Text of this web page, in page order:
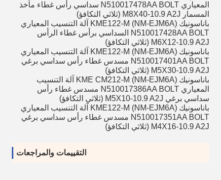
المعياري N510017478AA BOLT سداسي رأس غطاء مأخذ
المسمار M8X40-10.9 A2J (ثلاثي التكافؤ)
باناسونيك KME122-M (NM-EJM6A) آلة التنسيب المعياري
N510017428AA BOLT السداسي برأس غطاء الرأس
M6X12-10.9 A2J (ثلاثي التكافؤ)
باناسونيك KME122-M (NM-EJM6A) آلة التنسيب المعياري
N510017401AA BOLT مسدس غطاء رأس سداسي برغي
M5X30-10.9 A2J (ثلاثي التكافؤ)
باناسونيك KME CM212-M (NM-EJM6A) آلة التنسيب
المعياري N510017386AA BOLT مسدس غطاء رأس
سداسي برغي M5X10-10.9 A2J (ثلاثي التكافؤ)
باناسونيك KME122-M (NM-EJM6A) آلة التنسيب المعياري
N510017351AA BOLT مسدس غطاء رأس سداسي برغي
M4X16-10.9 A2J (ثلاثي التكافؤ)
التقييمات والمراجعات